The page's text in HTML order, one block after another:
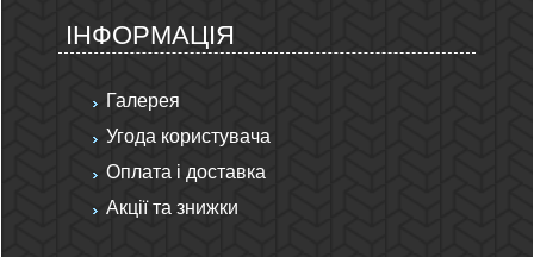
ІНФОРМАЦІЯ
Галерея
Угода користувача
Оплата і доставка
Акції та знижки